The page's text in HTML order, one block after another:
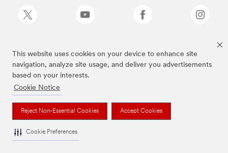
This website uses cookies on your device to enhance site
navigation, analyze site usage, and deliver you advertisements
based on your interests.
Cookie Notice
Reject Non-Essential Cookies Accept Cookies
Cookie Preferences
I marchi sopra elencati sono marchi di 3M